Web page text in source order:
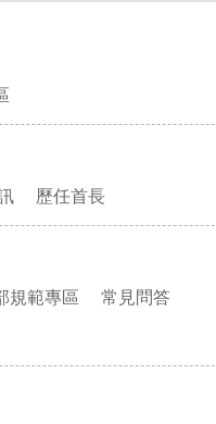
歷任首長
規範專區 常見問答